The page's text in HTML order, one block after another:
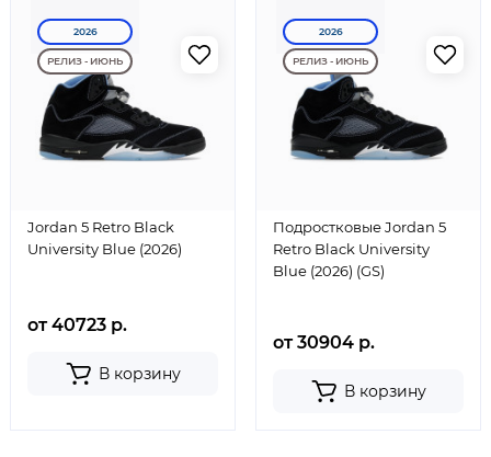
2026
РЕЛИЗ - ИЮНЬ
Jordan 5 Retro Black
University Blue (2026)
от 40723 р.
В корзину
2026
РЕЛИЗ - ИЮНЬ
Подростковые Jordan 5
Retro Black University
Blue (2026) (GS)
от 30904 р.
В корзину